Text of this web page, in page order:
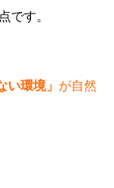
です。
い環境」 が自然